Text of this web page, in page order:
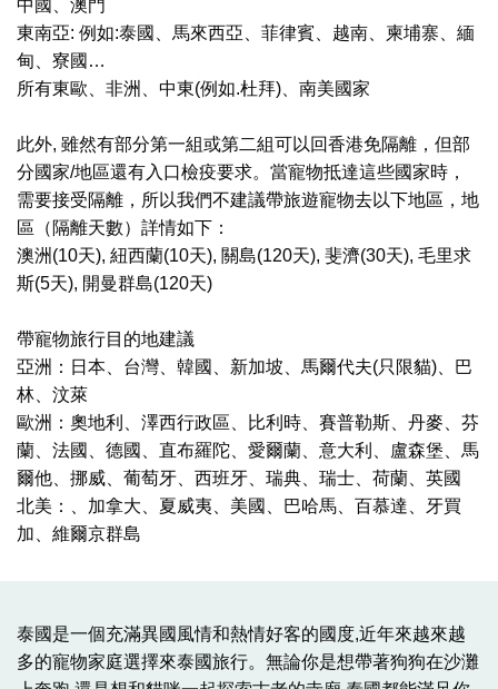
中國、澳門
東南亞: 例如:泰國、馬來西亞、菲律賓、越南、柬埔寨、緬
甸、寮國…
所有東歐、非洲、中東(例如.杜拜)、南美國家
此外, 雖然有部分第一組或第二組可以回香港免隔離，但部
分國家/地區還有入口檢疫要求。當寵物抵達這些國家時，
需要接受隔離，所以我們不建議帶旅遊寵物去以下地區，地
區（隔離天數）詳情如下：
澳洲(10天), 紐西蘭(10天), 關島(120天), 斐濟(30天), 毛里求
斯(5天), 開曼群島(120天)
帶寵物旅行目的地建議
亞洲：日本、台灣、韓國、新加坡、馬爾代夫(只限貓)、巴
林、汶萊
歐洲：奧地利、澤西行政區、比利時、賽普勒斯、丹麥、芬
蘭、法國、德國、直布羅陀、愛爾蘭、意大利、盧森堡、馬
爾他、挪威、葡萄牙、西班牙、瑞典、瑞士、荷蘭、英國
北美：、加拿大、夏威夷、美國、巴哈馬、百慕達、牙買
加、維爾京群島
泰國是一個充滿異國風情和熱情好客的國度,近年來越來越
多的寵物家庭選擇來泰國旅行。無論你是想帶著狗狗在沙灘